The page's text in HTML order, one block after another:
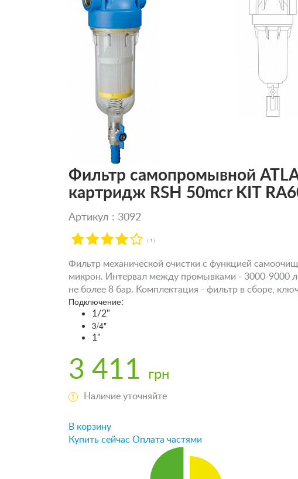
Фильтр самопромывной
картридж RSH 50mcr KIT
Артикул : 3092
( 1 )
Фильтр механической очистки с функцией
микрон. Интервал между промывками - 3000-9000
не более 8 бар. Комплектация - фильтр в сборе,
Подключение:
1/2"
3/4"
1"
3 411 грн
Наличие уточняйте
В корзину
Купить сейчас Оплата частями